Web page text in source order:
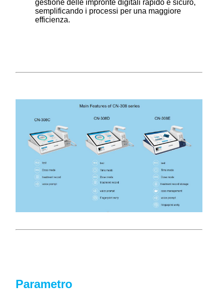
gestione delle impronte digitali rapido e sicuro,
semplificando i processi per una maggiore
efficienza.
Parametro